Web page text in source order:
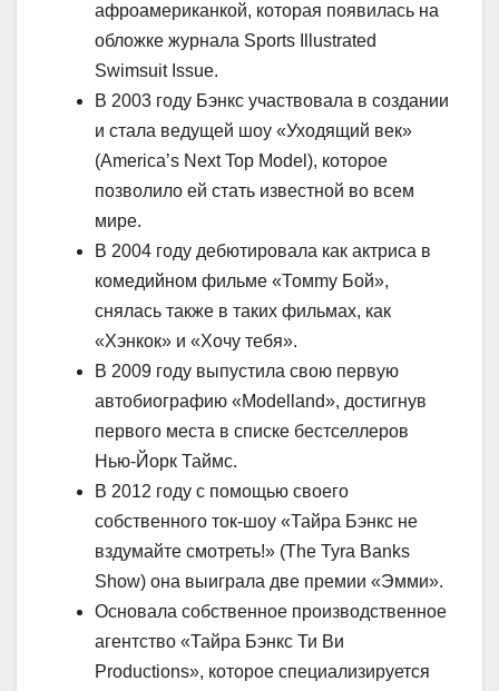
афроамериканкой, которая появилась на
обложке журнала Sports Illustrated
Swimsuit Issue.
В 2003 году Бэнкс участвовала в создании
и стала ведущей шоу «Уходящий век»
(America’s Next Top Model), которое
позволило ей стать известной во всем
мире.
В 2004 году дебютировала как актриса в
комедийном фильме «Томmy Бой»,
снялась также в таких фильмах, как
«Хэнкок» и «Хочу тебя».
В 2009 году выпустила свою первую
автобиографию «Modelland», достигнув
первого места в списке бестселлеров
Нью-Йорк Таймс.
В 2012 году с помощью своего
собственного ток-шоу «Тайра Бэнкс не
вздумайте смотреть!» (The Tyra Banks
Show) она выиграла две премии «Эмми».
Основала собственное производственное
агентство «Тайра Бэнкс Ти Ви
Productions», которое специализируется